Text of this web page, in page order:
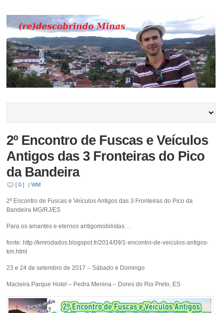
2º Encontro de Fuscas e Veículos
Antigos das 3 Fronteiras do Pico
da Bandeira
[ 0 ] |WM
2º Encontro de Fuscas e Veículos Antigos das 3 Fronteiras do Pico da
Bandeira MG/RJ/ES
Para os amantes e eternos antigomobilistas…
fonte: http://kmrodados.blogspot.fr/2014/09/1-encontro-de-veiculos-antigos-
km.html
23 e 24 de setembro de 2017 – Sábado e Domingo
Macieira Parque Hotel – Pedra Menina – Dores do Rio Preto, ES